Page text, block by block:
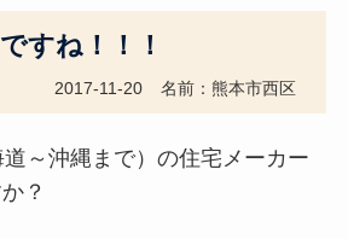
すね！！！
2017-11-20 名前：熊本市西区
～沖縄まで）の住宅メーカー
？